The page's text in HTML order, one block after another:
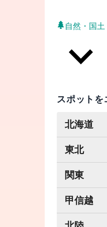
自然・国土
スポット
北海道
東北
関東
甲信越